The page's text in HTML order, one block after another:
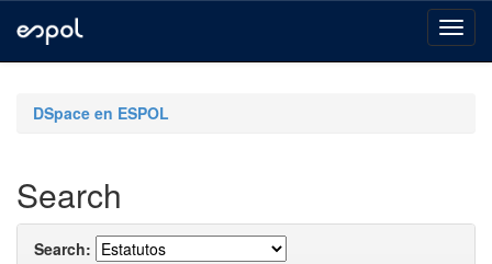
navigationDSpace en ESPOL
Search
Search: